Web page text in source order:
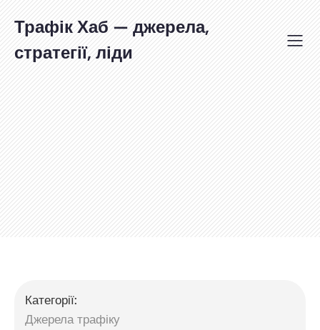
вмісту
Трафік Хаб — джерела,
стратегії, ліди
Категорії:
Джерела трафіку